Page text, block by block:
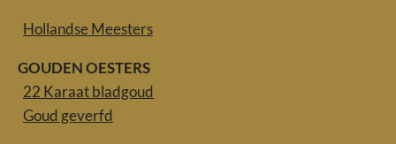
Hollandse Meesters
GOUDEN OESTERS
22 Karaat bladgoud
Goud geverfd